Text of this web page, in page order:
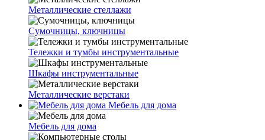
Металлические стеллажи
Сумочницы, ключницы
Тележки и тумбы инструментальные
Шкафы инструментальные
Металлические верстаки
Мебель для дома
Мебель для дома